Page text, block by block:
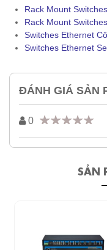
Rack Mount Switches
Rack Mount
Switches Ethernet
Switches Ethernet
ĐÁNH GIÁ SẢN
0
SẢN